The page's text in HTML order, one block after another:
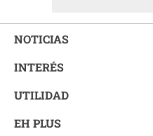
NOTICIAS
INTERÉS
UTILIDAD
EH PLUS